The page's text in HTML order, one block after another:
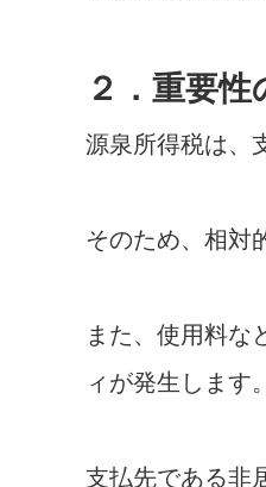
２．重要性
源泉所得税は、
そのため、相対
また、使用料な
ィが発生します。
支払先である非